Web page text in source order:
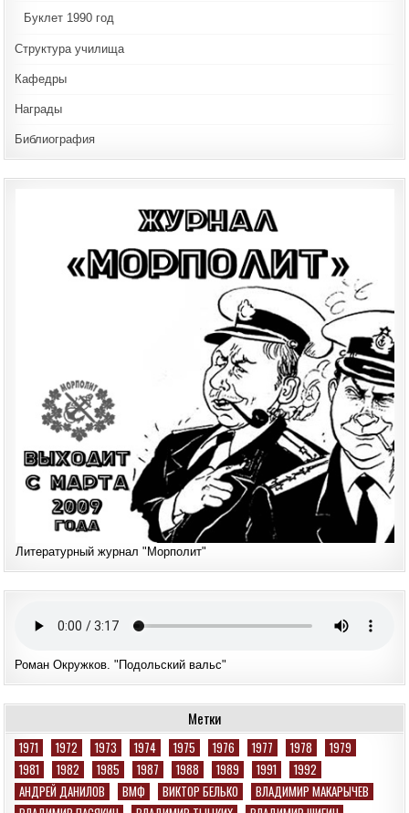
Буклет 1990 год
Структура училища
Кафедры
Награды
Библиография
Литературный журнал "Морполит"
Роман Окружков. "Подольский вальс"
Метки
1971 1972 1973 1974 1975 1976 1977 1978
1979
1981
1982 1985 1987 1988 1989 1991
1992
АНДРЕЙ ДАНИЛОВ
ВМФ ВИКТОР БЕЛЬКО
ВЛАДИМИР МАКАРЫЧЕВ